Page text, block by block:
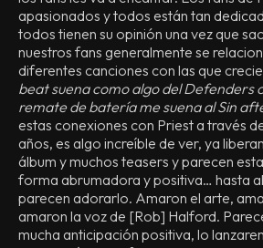
apasionados y todos están tan
todos tienen su opinión una vez que
nuestros fans generalmente se
diferentes canciones con las que
beat suena como algo del Defenders
remate de batería me suena al Sin
estas conexiones con Priest a través
años, es algo increíble de ver, ya
álbum y muchos teasers y parecen
forma abrumadora y positiva… hasta
parecen adorarlo. Amaron el arte,
amaron la voz de [Rob] Halford.
mucha anticipación positiva, lo